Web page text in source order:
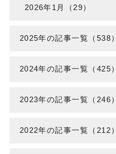
2026年1月（29）
2025年の記事一覧（538）
2024年の記事一覧（425）
2023年の記事一覧（246）
2022年の記事一覧（212）